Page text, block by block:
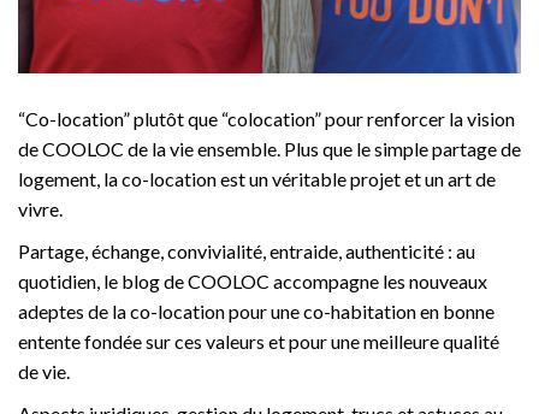
“Co-location” plutôt que “colocation” pour renforcer la vision
de COOLOC de la vie ensemble. Plus que le simple partage de
logement, la co-location est un véritable projet et un art de
vivre.
Partage, échange, convivialité, entraide, authenticité : au
quotidien, le blog de COOLOC accompagne les nouveaux
adeptes de la co-location pour une co-habitation en bonne
entente fondée sur ces valeurs et pour une meilleure qualité
de vie.